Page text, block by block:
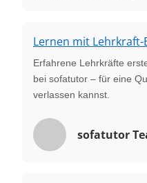
Lernen mit Lehrkraft-
Erfahrene Lehrkräfte
bei sofatutor – für eine
verlassen kannst.
sofatutor